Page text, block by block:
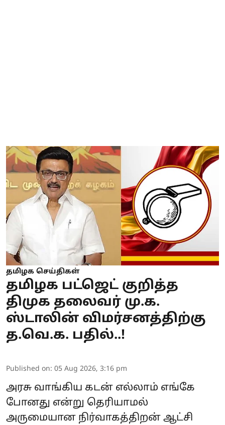
தமிழக செய்திகள்
தமிழக பட்ஜெட் குறித்த
திமுக தலைவர் மு.க.
ஸ்டாலின் விமர்சனத்திற்கு
த.வெ.க. பதில்..!
Published on: 05 Aug 2026, 3:16 pm
அரசு வாங்கிய கடன் எல்லாம் எங்கே
போனது என்று தெரியாமல்
அருமையான நிர்வாகத்திறன் ஆட்சி